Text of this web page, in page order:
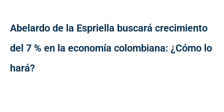
Abelardo de la Espriella buscará crecimiento
del 7 % en la economía colombiana: ¿Cómo lo
hará?